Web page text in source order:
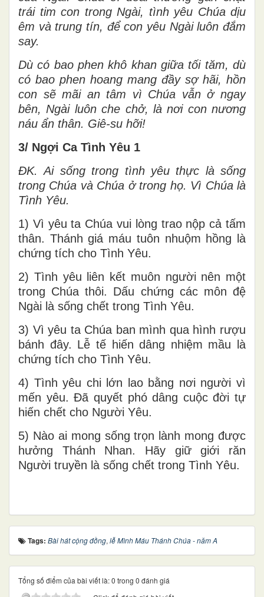
trái tim con trong Ngài, tình yêu Chúa dịu
êm và trung tín, để con yêu Ngài luôn đắm
say.
Dù có bao phen khô khan giữa tối tăm, dù
có bao phen hoang mang đầy sợ hãi, hồn
con sẽ mãi an tâm vì Chúa vẫn ở ngay
bên, Ngài luôn che chở, là nơi con nương
náu ẩn thân. Giê-su hỡi!
3/ Ngợi Ca Tình Yêu 1
ĐK.
Ai sống trong tình yêu thực là sống
trong Chúa và Chúa ở trong họ. Vì Chúa là
Tình Yêu.
1) Vì yêu ta Chúa vui lòng trao nộp cả tấm
thân. Thánh giá máu tuôn nhuộm hồng là
chứng tích cho Tình Yêu.
2) Tình yêu liên kết muôn người nên một
trong Chúa thôi. Dấu chứng các môn đệ
Ngài là sống chết trong Tình Yêu.
3) Vì yêu ta Chúa ban mình qua hình rượu
bánh đây. Lễ tế hiến dâng nhiệm mầu là
chứng tích cho Tình Yêu.
4) Tình yêu chi lớn lao bằng nơi người vì
mến yêu. Đã quyết phó dâng cuộc đời tự
hiến chết cho Người Yêu.
5) Nào ai mong sống trọn lành mong được
hưởng Thánh Nhan. Hãy giữ giới răn
Người truyền là sống chết trong Tình Yêu.
Tags: Bài hát cộng đồng, lễ Mình Máu Thánh Chúa - năm A
Tổng số điểm của bài viết là: 0 trong 0 đánh giá